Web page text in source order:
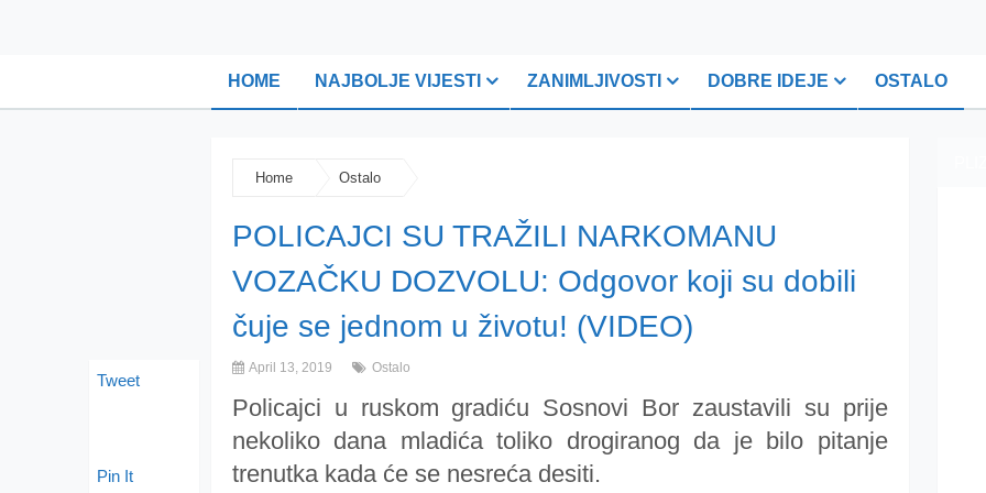
HOME NAJBOLJE VIJESTI ZANIMLJIVOSTI DOBRE IDEJE OSTALO
Home Ostalo
POLICAJCI SU TRAŽILI NARKOMANU
VOZAČKU DOZVOLU: Odgovor koji su dobili
čuje se jednom u životu! (VIDEO)
April 13, 2019 Ostalo
Policajci u ruskom gradiću Sosnovi Bor zaustavili su prije
nekoliko dana mladića toliko drogiranog da je bilo pitanje
trenutka kada će se nesreća desiti.
Tweet
Pin It